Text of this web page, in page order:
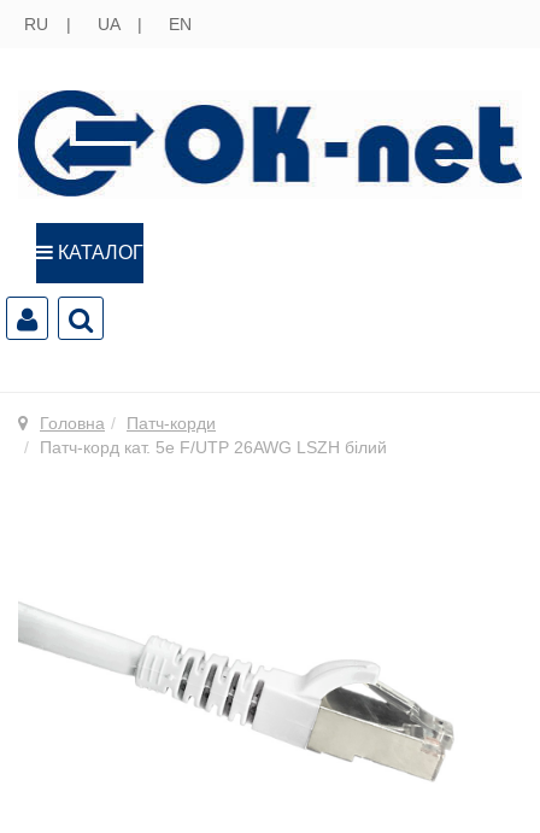
RU UA EN
КАТАЛОГ
Головна
Патч-корди
Патч-корд кат. 5е F/UTP 26AWG LSZH білий